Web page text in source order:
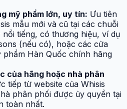
mỹ phẩm lớn, uy tín: Ưu tiên
mẫu mới và cũ tại các chuỗi
tiếng, có thương hiệu, ví dụ
(nếu có), hoặc các cửa
phẩm Hàn Quốc chính hãng
của hãng hoặc nhà phân
tiếp từ website của Whisis
phân phối được ủy quyền tại
toàn nhất.